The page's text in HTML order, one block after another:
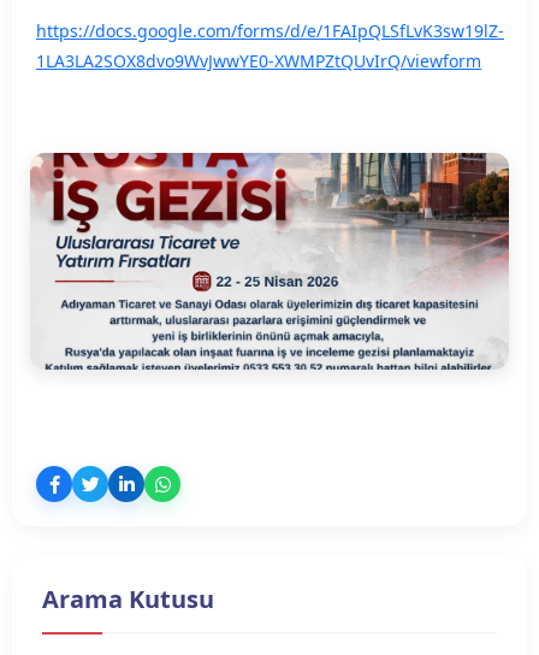
https://docs.google.com/forms/d/e/1FAIpQLSfLvK3sw19lZ-
1LA3LA2SOX8dvo9WvJwwYE0-XWMPZtQUvIrQ/viewform
Arama Kutusu